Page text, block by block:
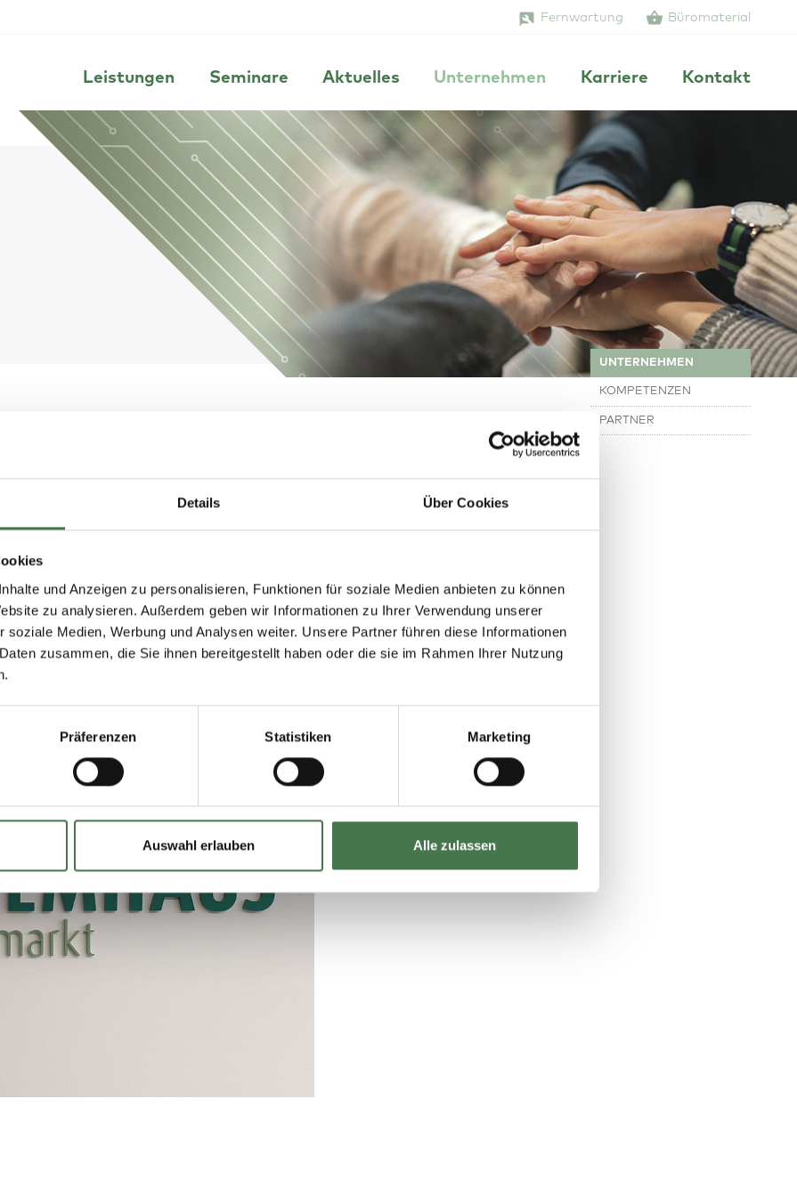
Details Über Cookies
und Anzeigen zu personalisieren, Funktionen für soziale Medien anbieten zu können
zu analysieren. Außerdem geben wir Informationen zu Ihrer Verwendung unserer
soziale Medien, Werbung und Analysen weiter. Unsere Partner führen diese Informationen
zusammen, die Sie ihnen bereitgestellt haben oder die sie im Rahmen Ihrer Nutzung
Präferenzen Statistiken Marketing
Auswahl erlauben Alle zulassen
Fernwartung Büromaterial
Leistungen Seminare Aktuelles Unternehmen Karriere Kontakt
BAG-Urteils zur Zeiterfassung
zufolge schon ab sofort zur Pflicht. Die Entscheidung des
genau dokumentieren müssen, fiel bereits im September. Erst jetzt
in Erfurt veröffentlicht.
erfassen – die bloße Bereitstellung eines
ab sofort - ohne Übergangsfrist.
HR Suite unterstützen können, erfahren Sie in unseren kostenfreien
UNTERNEHMEN
KOMPETENZEN
PARTNER